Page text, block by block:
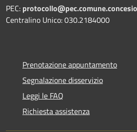
PEC:
Centralino Unico: 030.2184000
Prenotazione appuntamento
Segnalazione disservizio
Leggi le FAQ
Richiesta assistenza